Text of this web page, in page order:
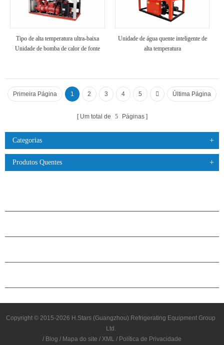
Tipo de alta temperatura ultra-baixa
Unidade de bomba de calor de fonte
Unidade de água quente inteligente de
alta temperatura
Primeira Página 1 2 3 4 5 Última Página
Um total de 5 Páginas
Categorias
Produtos Quentes
Copyright © 2015-2026 H.Stars (Guangzhou) Refrigerating Equipment Group
Ltd.
/ Blog / Mapa do site / XML / Política de Privacidade